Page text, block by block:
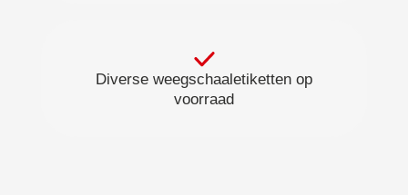
Diverse weegschaaletiketten op
voorraad